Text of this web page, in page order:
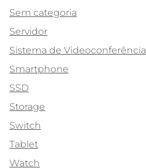
Sem categoria
Servidor
Sistema de Videoconferência
Smartphone
SSD
Storage
Switch
Tablet
Watch